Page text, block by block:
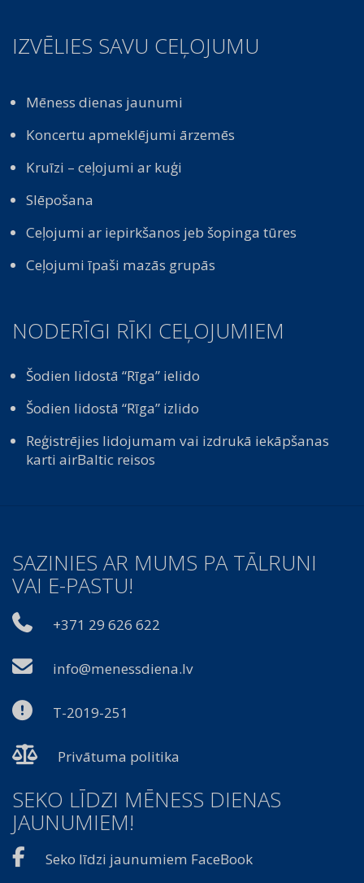
IZVĒLIES SAVU CEĻOJUMU
Mēness dienas jaunumi
Koncertu apmeklējumi ārzemēs
Kruīzi – ceļojumi ar kuģi
Slēpošana
Ceļojumi ar iepirkšanos jeb šopinga tūres
Ceļojumi īpaši mazās grupās
NODERĪGI RĪKI CEĻOJUMIEM
Šodien lidostā “Rīga” ielido
Šodien lidostā “Rīga” izlido
Reģistrējies lidojumam vai izdrukā iekāpšanas
karti airBaltic reisos
SAZINIES AR MUMS PA TĀLRUNI
VAI E-PASTU!
+371 29 626 622
info@menessdiena.lv
T-2019-251
Privātuma politika
SEKO LĪDZI MĒNESS DIENAS
JAUNUMIEM!
Seko līdzi jaunumiem FaceBook